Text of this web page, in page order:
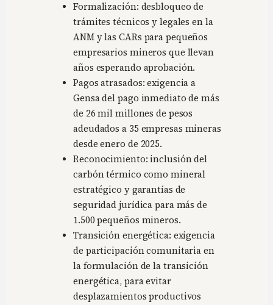
Formalización: desbloqueo de
trámites técnicos y legales en la
ANM y las CARs para pequeños
empresarios mineros que llevan
años esperando aprobación.
Pagos atrasados: exigencia a
Gensa del pago inmediato de más
de 26 mil millones de pesos
adeudados a 35 empresas mineras
desde enero de 2025.
Reconocimiento: inclusión del
carbón térmico como mineral
estratégico y garantías de
seguridad jurídica para más de
1.500 pequeños mineros.
Transición energética: exigencia
de participación comunitaria en
la formulación de la transición
energética, para evitar
desplazamientos productivos